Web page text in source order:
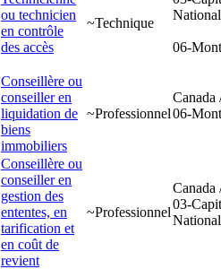
ou technicien
en contrôle
des accès
~Technique
06-
Conseillère ou
conseiller en
liquidation de
biens
immobiliers
~Professionnel
Canada
06-
Conseillère ou
conseiller en
gestion des
ententes, en
tarification et
en coût de
revient
~Professionnel
Canada
03-